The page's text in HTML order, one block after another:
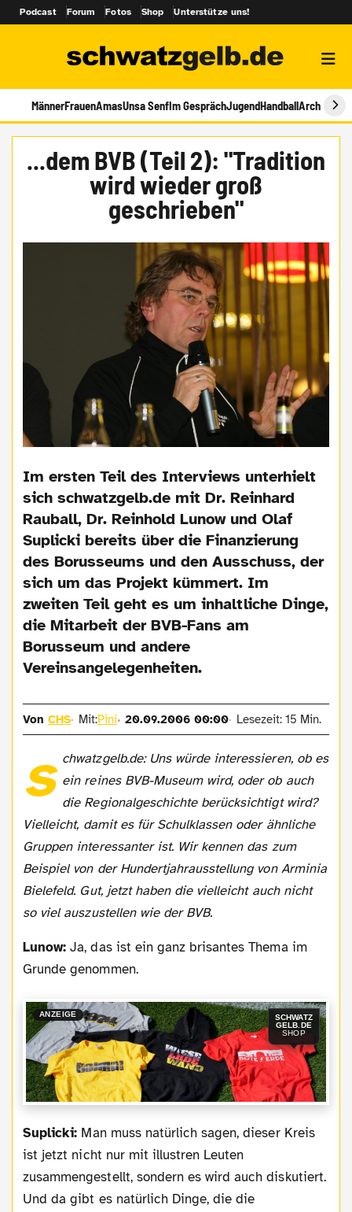
Podcast Forum Fotos Shop Unterstütze uns!
MännerFrauenAmasUnsa SenfIm GesprächJugendHandballArchiv
...dem BVB (Teil 2): "Tradition
wird wieder groß
geschrieben"
Im ersten Teil des Interviews unterhielt
sich schwatzgelb.de mit Dr. Reinhard
Rauball, Dr. Reinhold Lunow und Olaf
Suplicki bereits über die Finanzierung
des Borusseums und den Ausschuss, der
sich um das Projekt kümmert. Im
zweiten Teil geht es um inhaltliche Dinge,
die Mitarbeit der BVB-Fans am
Borusseum und andere
Vereinsangelegenheiten.
VonCHS Mit:Pini 20.09.2006 00:00 Lesezeit: 15 Min.
s chwatzgelb.de: Uns würde interessieren, ob es
ein reines BVB-Museum wird, oder ob auch
die Regionalgeschichte berücksichtigt wird?
Vielleicht, damit es für Schulklassen oder ähnliche
Gruppen interessanter ist. Wir kennen das zum
Beispiel von der Hundertjahrausstellung von Arminia
Bielefeld. Gut, jetzt haben die vielleicht auch nicht
so viel auszustellen wie der BVB.
Lunow: Ja, das ist ein ganz brisantes Thema im
Grunde genommen.
ANZEIGE
SCHWATZ
GELB.DE
SHOP
Suplicki: Man muss natürlich sagen, dieser Kreis
ist jetzt nicht nur mit illustren Leuten
zusammengestellt, sondern es wird auch diskutiert.
Und da gibt es natürlich Dinge, die die